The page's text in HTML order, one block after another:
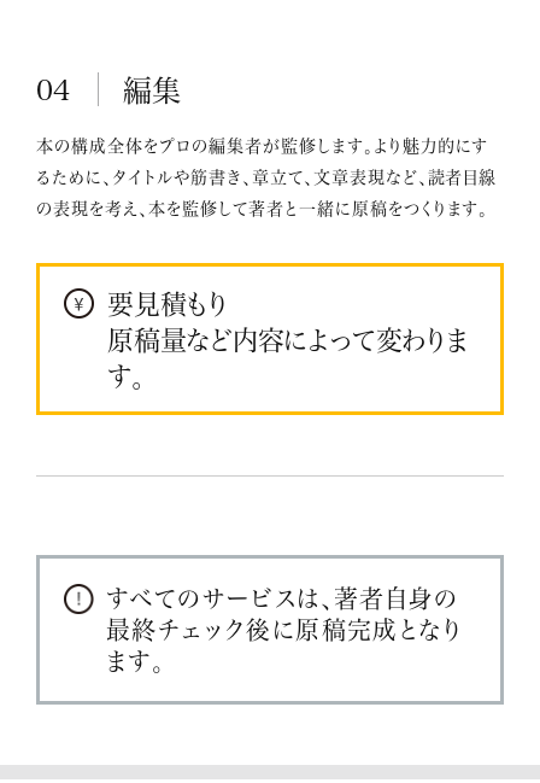
04 編集
本の構成全体をプロの編集者が監修します。より魅力的にす
るために、タイトルや筋書き、章立て、文章表現など、読者目線
の表現を考え、本を監修して著者と一緒に原稿をつくります。
要見積もり
原稿量など内容によって変わりま
す。
すべてのサービスは、著者自身の
最終チェック後に原稿完成となり
ます。